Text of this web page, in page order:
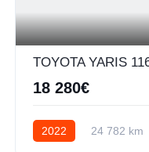
18 280€
2022 24 782 km